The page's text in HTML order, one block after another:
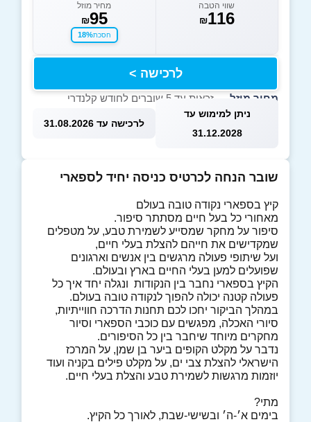
שווי הטבה
₪116
מחיר מוזל
₪95
חסכת18%
לרכישה >
מחיר מוזל — זכאות עד 5 שוברים לחודש קלנדרי
ניתן למימוש עד
31.12.2028
לרכישה עד 31.08.2026
שובר הנחה לכרטיס כניסה יחיד לספארי
קיץ בספארי נקודה טובה בעולם
מאחורי כל בעל חיים מסתתר סיפור.
סיפור על מחקר שמסייע לשמירת טבע, על מטפלים
שמקדישים את חייהם להצלת בעלי חיים,
ועל שיתופי פעולה מרגשים בין אנשים וארגונים
שפועלים למען בעלי החיים בארץ ובעולם.
הקיץ בספארי נחבר בין הנקודות ונגלה יחד איך כל
פעולה קטנה יכולה להפוך לנקודה טובה בעולם.
במהלך הביקור יחכו לכם תחנות הדרכה חווייתיות,
סיורי האכלה, מפגשים עם כוכבי הספארי וסיור
מחקרים מיוחד שיחבר בין כל הסיפורים.
נדבר על מקלט הקופים ביער בן שמן, על המרכז
הישראלי להצלת צבי ים, על מקלט פילים בקניה ועוד
יוזמות מרגשות לשמירת טבע והצלת בעלי חיים.
מתי?
בימים א׳-ה׳ ובשישי-שבת, לאורך כל הקיץ.